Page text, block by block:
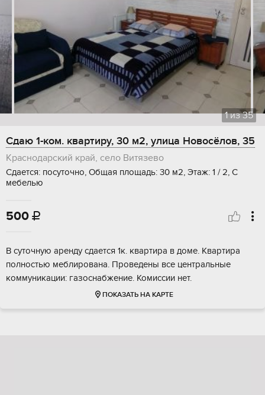
1из35
Сдаю 1-ком. квартиру, 30 м2, улица Новосёлов, 35
Краснодарский край, село Витязево
Сдается: посуточно, Общая площадь: 30 м2, Этаж: 1 / 2, С
мебелью
500 
В суточную аренду сдается 1к. квартира в доме. Квартира
полностью меблирована. Проведены все центральные
коммуникации: газоснабжение. Комиссии нет.
ПОКАЗАТЬ НА КАРТЕ